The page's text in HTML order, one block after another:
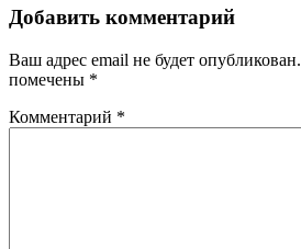
Добавить комментарий
Ваш адрес email не будет опубликован.
помечены *
Комментарий *